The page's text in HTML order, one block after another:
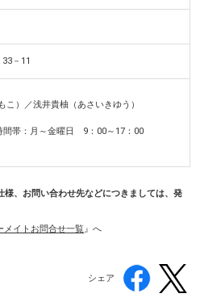
－11
）／浅井貴柚（あさいきゆう）
間帯：月～金曜日 9：00～17：00
、お問い合わせ先などにつきましては、発
メイトお問合せ一覧』へ
シェア